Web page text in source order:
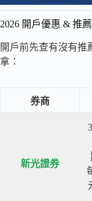
2026 開戶優惠 & 推
開戶前先查有沒有推
拿：
券商
新光證券